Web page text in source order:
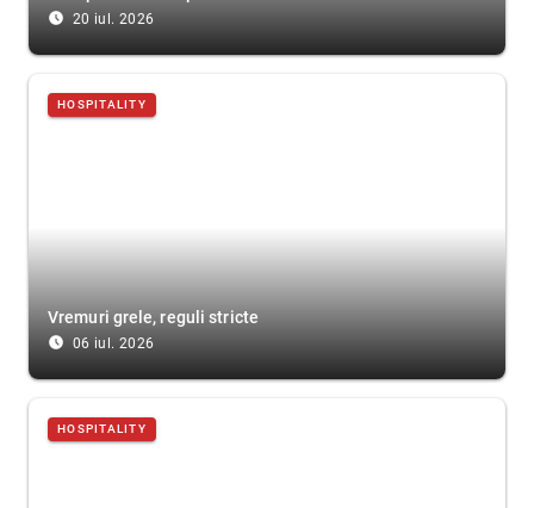
access_time_filled 20 iul. 2026
HOSPITALITY
Vremuri grele, reguli stricte
access_time_filled 06 iul. 2026
HOSPITALITY